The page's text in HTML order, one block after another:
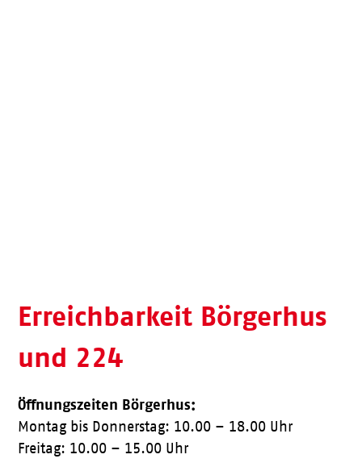
Erreichbarkeit Börgerhus
und 224
Öffnungszeiten Börgerhus:
Montag bis Donnerstag: 10.00 – 18.00 Uhr
Freitag: 10.00 – 15.00 Uhr